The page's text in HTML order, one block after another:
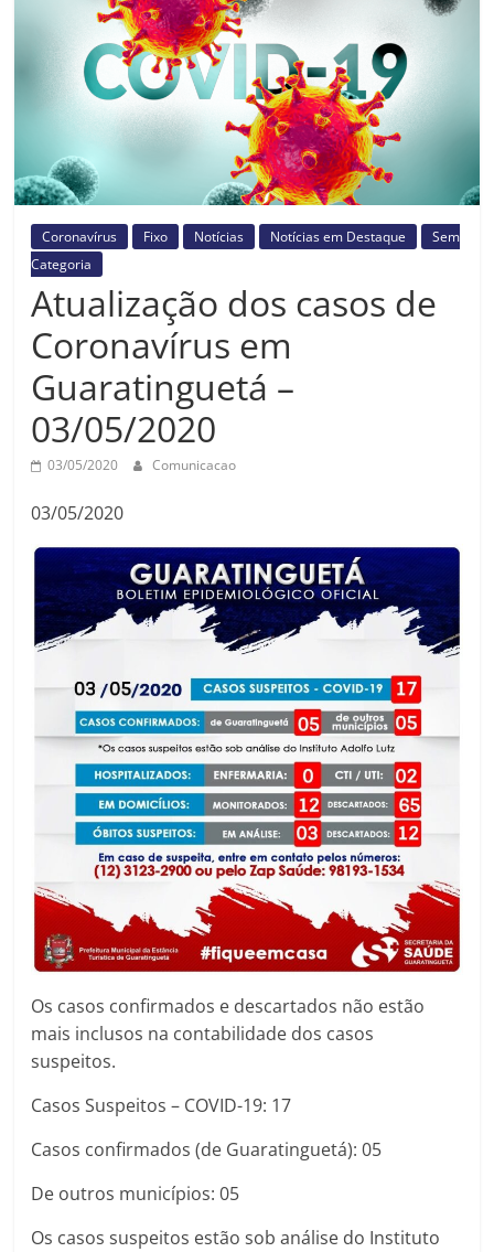
Prefeitura
Turística
Guaratinguetá
Coronavírus Fixo Notícias Notícias em Destaque
Sem
Categoria
Atualização dos casos de
Coronavírus em
Guaratinguetá –
03/05/2020
03/05/2020 Comunicacao
03/05/2020
Os casos confirmados e descartados não estão
mais inclusos na contabilidade dos casos
suspeitos.
Casos Suspeitos – COVID-19: 17
Casos confirmados (de Guaratinguetá): 05
De outros municípios: 05
Os casos suspeitos estão sob análise do Instituto